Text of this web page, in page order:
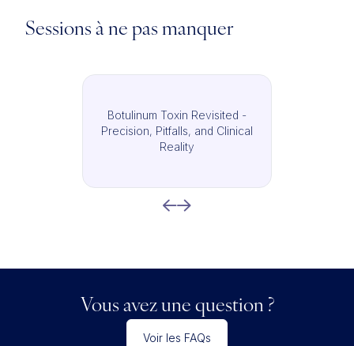
Sessions à ne pas manquer
Botulinum Toxin Revisited -
Precision, Pitfalls, and Clinical
Reality
Vous avez une question ?
Voir les FAQs